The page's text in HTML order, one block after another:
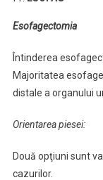
Esofagectomia
Întinderea
Majoritatea
distale a organului
Orientarea piesei:
Două opţiuni sunt
cazurilor.